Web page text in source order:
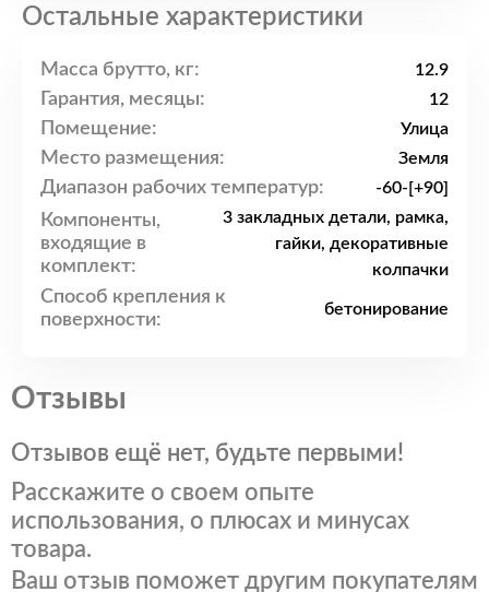
Остальные характеристики
Масса брутто, кг: 12.9
Гарантия, месяцы: 12
Помещение: Улица
Место размещения: Земля
Диапазон рабочих температур: -60-[+90]
Компоненты,
входящие в
комплект:
3 закладных детали, рамка,
гайки, декоративные
колпачки
Способ крепления к
поверхности:
бетонирование
Отзывы
Отзывов ещё нет, будьте первыми!
Расскажите о своем опыте
использования, о плюсах и минусах
товара.
Ваш отзыв поможет другим покупателям